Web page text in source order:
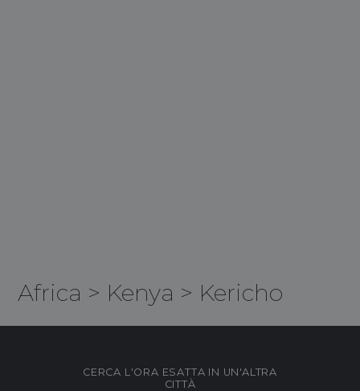
Africa > Kenya > Kericho
CERCA L'ORA ESATTA IN UN'ALTRA
CITTÀ